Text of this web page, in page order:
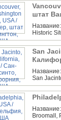
штат
Historic
San
San
Broomall,